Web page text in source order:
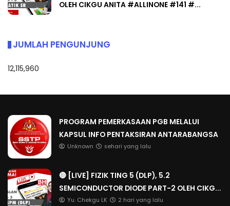
OLEH CIKGU ANITA #ALLINONE #141 #...
JUMLAH PENGUNJUNG
12,115,960
PROGRAM PEMERKASAAN PGB MELALUI
KAPSUL INFO PENTAKSIRAN ANTARABANGSA
Unknown sehari yang lalu
🔴 [LIVE] FIZIK TING 5 (DLP), 5.2
SEMICONDUCTOR DIODE PART-2 OLEH CIKG...
Yu. Chekgu LK 2 hari yang lalu